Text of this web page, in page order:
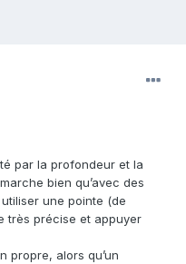
par la profondeur et la
bien qu’avec des
une pointe (de
très précise et appuyer
propre, alors qu’un